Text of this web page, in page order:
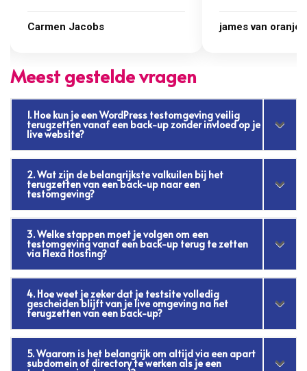
james van oranje Marcel Thijs
Meest gestelde vragen
1. Hoe kun je een WordPress testomgeving veilig
terugzetten vanaf een back-up zonder invloed op je
live website?
2. Wat zijn de belangrijkste valkuilen bij het
terugzetten van een back-up naar een
testomgeving?
3. Welke stappen moet je volgen om een
testomgeving vanaf een back-up terug te zetten
via Flexa Hosting?
4. Hoe weet je zeker dat je testsite volledig
gescheiden blijft van je live omgeving na het
terugzetten van een back-up?
5. Waarom is het belangrijk om altijd via een apart
subdomein of directory te werken als je een